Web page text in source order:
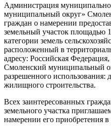
Администрация
муниципальный округ»
граждан о намерении
земельный участок площадью
категории земель
расположенный в
адресу: Российская
Смоленский муниципальный
разрешенного использования:
жилищного строительства.
Всех заинтересованных
земельного участка
намерении его приобретения в